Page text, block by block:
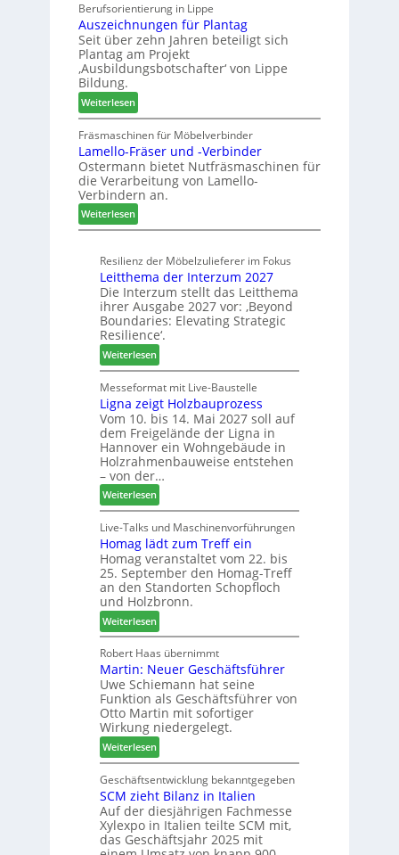
n
a
u
f
ü
r
W
e
m
h
ö
n
e
r
c
h
e
n
s
t
a
u
r
a
u
m
-
S
o
t
i
m
e
n
t
Berufsorientierung in Lippe
Auszeichnungen für Plantag
Seit über zehn Jahren beteiligt sich
Plantag am Projekt
‚Ausbildungsbotschafter‘ von Lippe
Bildung.
Weiterlesen:
A
u
s
z
e
i
c
h
u
n
g
e
n
f
ü
r
P
l
a
n
t
a
g
Fräsmaschinen für Möbelverbinder
Lamello-Fräser und -Verbinder
Ostermann bietet Nutfräsmaschinen für
die Verarbeitung von Lamello-
Verbindern an.
Weiterlesen:
L
m
e
l
l
o
-
F
r
ä
s
e
r
u
n
d
-
e
r
b
i
n
d
e
r
Resilienz der Möbelzulieferer im Fokus
Leitthema der Interzum 2027
Die Interzum stellt das Leitthema
ihrer Ausgabe 2027 vor: ‚Beyond
Boundaries: Elevating Strategic
Resilience‘.
Weiterlesen:
L
e
i
t
t
h
e
m
a
d
e
r
I
n
t
e
r
u
m
2
0
2
7
Messeformat mit Live-Baustelle
Ligna zeigt Holzbauprozess
Vom 10. bis 14. Mai 2027 soll auf
dem Freigelände der Ligna in
Hannover ein Wohngebäude in
Holzrahmenbauweise entstehen
– von der…
Weiterlesen:
L
i
g
n
a
z
e
i
g
t
H
o
l
z
b
a
u
p
r
o
z
e
Live-Talks und Maschinenvorführungen
Homag lädt zum Treff ein
Homag veranstaltet vom 22. bis
25. September den Homag-Treff
an den Standorten Schopfloch
und Holzbronn.
Weiterlesen:
H
o
m
a
g
l
ä
d
t
z
u
m
T
r
Robert Haas übernimmt
Martin: Neuer Geschäftsführer
Uwe Schiemann hat seine
Funktion als Geschäftsführer von
Otto Martin mit sofortiger
Wirkung niedergelegt.
Weiterlesen:
M
a
r
t
i
n
Geschäftsentwicklung bekanntgegeben
SCM zieht Bilanz in Italien
Auf der diesjährigen Fachmesse
Xylexpo in Italien teilte SCM mit,
das Geschäftsjahr 2025 mit